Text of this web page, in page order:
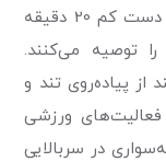
در هفته، یا انجام فعالیت ورزشی سنگین دست کم 20 دقیقه
روز در هفته را توصیه می‌کنند.
پیاده‌روی تند و
ورزشی
در سربالایی